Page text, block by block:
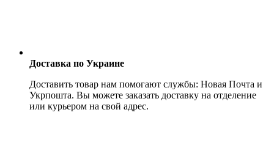
Доставка по Украине
Доставить товар нам помогают службы: Новая Почта и
Укрпошта. Вы можете заказать доставку на отделение
или курьером на свой адрес.